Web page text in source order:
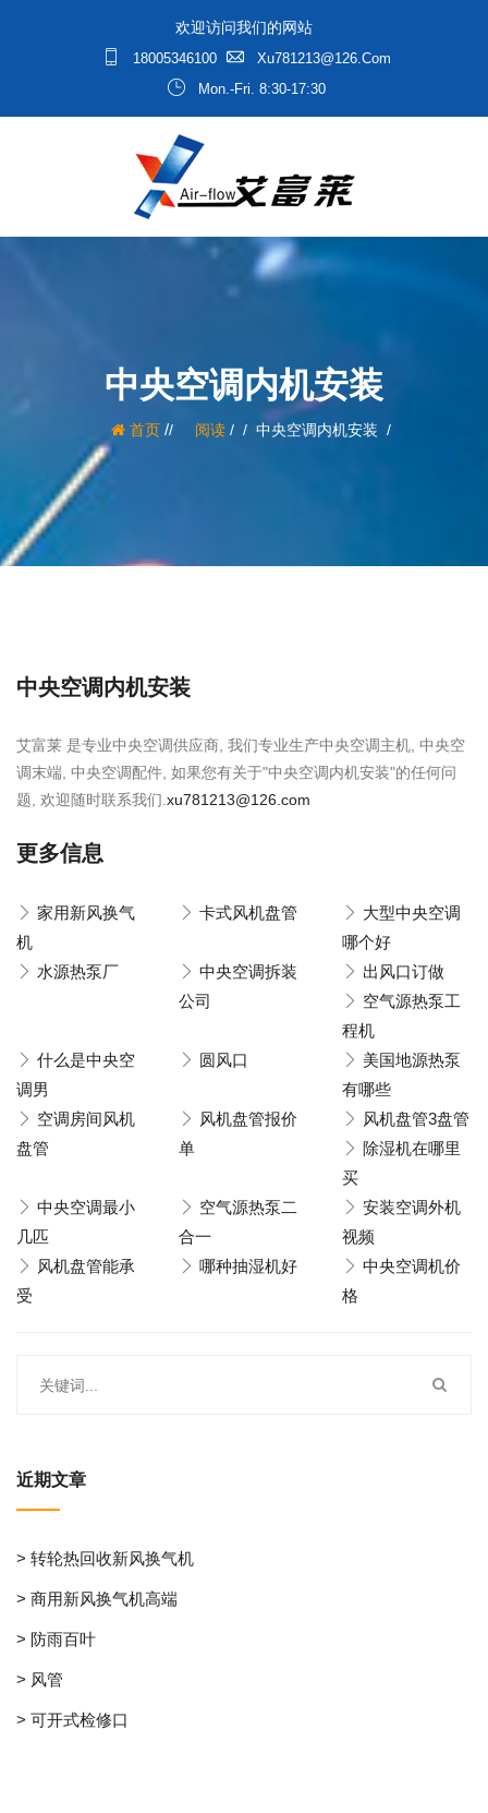
欢迎访问我们的网站
18005346100
Xu781213@126.com
Mon.-Fri. 8:30-17:30
中央空调内机安装
首页/ 阅读/ 中央空调内机安装
中央空调内机安装
艾富莱 是专业中央空调供应商, 我们专业生产中央空调主机, 中央空
调末端, 中央空调配件, 如果您有关于"中央空调内机安装"的任何问
题, 欢迎随时联系我们. xu781213@126.com
更多信息
家用新风换气
机
卡式风机盘管
大型中央空调
哪个好
水源热泵厂
中央空调拆装
公司
出风口订做
空气源热泵工
程机
什么是中央空
调男
圆风口
美国地源热泵
有哪些
空调房间风机
盘管
风机盘管报价
单
风机盘管3盘管
除湿机在哪里
买
中央空调最小
几匹
空气源热泵二
合一
安装空调外机
视频
风机盘管能承
受
哪种抽湿机好
中央空调机价
格
近期文章
> 转轮热回收新风换气机
> 商用新风换气机高端
> 防雨百叶
> 风管
> 可开式检修口